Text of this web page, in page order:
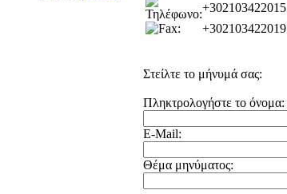
+302103422015
+302103422019
Στείλτε το μήνυμά σας:
Πληκτρολογήστε το όνομα:
E-Mail:
Θέμα μηνύματος: